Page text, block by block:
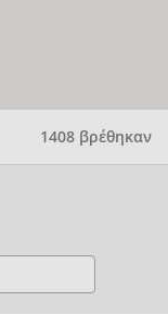
1408 βρέθηκαν